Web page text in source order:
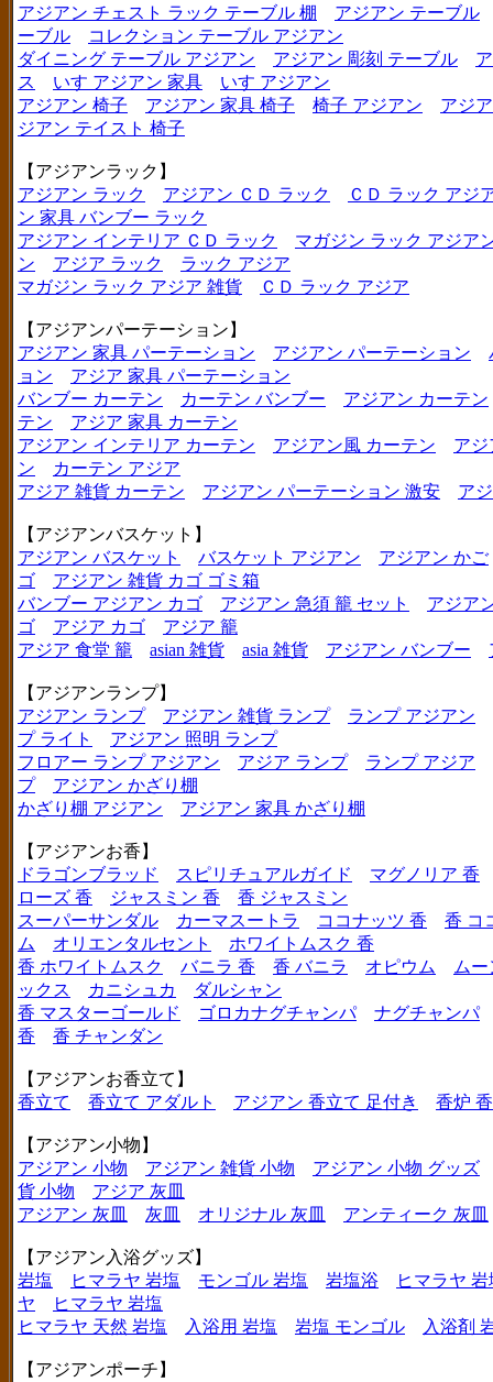
アジアン チェスト ラック テーブル 棚
アジアン テーブル
ーブル
コレクション テーブル アジアン
ダイニング テーブル アジアン
アジアン 彫刻 テーブル
ス
いす アジアン 家具
いす アジアン
アジアン 椅子
アジアン 家具 椅子 椅子 アジアン
アジ
ジアン テイスト 椅子
【アジアンラック】
アジアン ラック
アジアン ＣＤ ラック
ＣＤ ラック アジ
ン 家具 バンブー ラック
アジアン インテリア ＣＤ ラック
マガジン ラック アジア
ン
アジア ラック
ラック アジア
マガジン ラック アジア 雑貨
ＣＤ ラック アジア
【アジアンパーテーション】
アジアン 家具 パーテーション
アジアン パーテーション
ョン
アジア 家具 パーテーション
バンブー カーテン
カーテン バンブー
アジアン カーテン
テン
アジア 家具 カーテン
アジアン インテリア カーテン
アジアン風 カーテン
アジ
ン
カーテン アジア
アジア 雑貨 カーテン
アジアン パーテーション 激安 ア
【アジアンバスケット】
アジアン バスケット
バスケット アジアン
アジアン かご
ゴ
アジアン 雑貨 カゴ ゴミ箱
バンブー アジアン カゴ
アジアン 急須 籠 セット
アジア
ゴ
アジア カゴ
アジア 籠
アジア 食堂 籠
asian 雑貨 asia 雑貨 アジアン バンブー
【アジアンランプ】
アジアン ランプ
アジアン 雑貨 ランプ
ランプ アジアン
プ ライト
アジアン 照明 ランプ
フロアー ランプ アジアン
アジア ランプ
ランプ アジア
プ
アジアン かざり棚
かざり棚 アジアン
アジアン 家具 かざり棚
【アジアンお香】
ドラゴンブラッド
スピリチュアルガイド
マグノリア 香
ローズ 香
ジャスミン 香
香 ジャスミン
スーパーサンダル
カーマスートラ ココナッツ 香
香 コ
ム
オリエンタルセント
ホワイトムスク 香
香 ホワイトムスク
バニラ 香 香 バニラ オピウム
ムー
ックス
カニシュカ
ダルシャン
香 マスターゴールド
ゴロカナグチャンパ
ナグチャンパ
香
香 チャンダン
【アジアンお香立て】
香立て
香立て アダルト アジアン 香立て 足付き 香炉
【アジアン小物】
アジアン 小物
アジアン 雑貨 小物
アジアン 小物 グッズ
貨 小物
アジア 灰皿
アジアン 灰皿
灰皿 オリジナル 灰皿 アンティーク 灰皿
【アジアン入浴グッズ】
岩塩
ヒマラヤ 岩塩 モンゴル 岩塩 岩塩浴
ヒマラヤ
ヤ
ヒマラヤ 岩塩
ヒマラヤ 天然 岩塩
入浴用 岩塩 岩塩 モンゴル 入浴剤
【アジアンポーチ】